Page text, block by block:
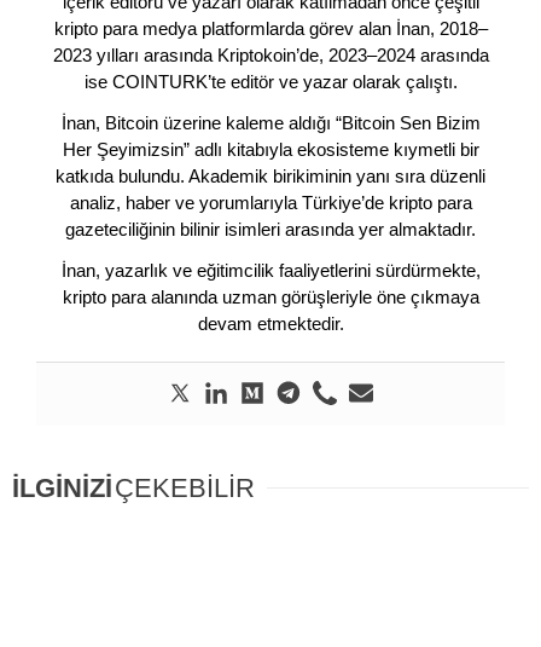
kripto para medya platformlarda görev alan İnan, 2018–
2023 yılları arasında Kriptokoin’de, 2023–2024 arasında
ise COINTURK’te editör ve yazar olarak çalıştı.
Her Şeyimizsin” adlı kitabıyla ekosisteme kıymetli bir
katkıda bulundu. Akademik birikiminin yanı sıra düzenli
analiz, haber ve yorumlarıyla Türkiye’de kripto para
gazeteciliğinin bilinir isimleri arasında yer almaktadır.
kripto para alanında uzman görüşleriyle öne çıkmaya
devam etmektedir.
İLGİNİZİ ÇEKEBİLİR